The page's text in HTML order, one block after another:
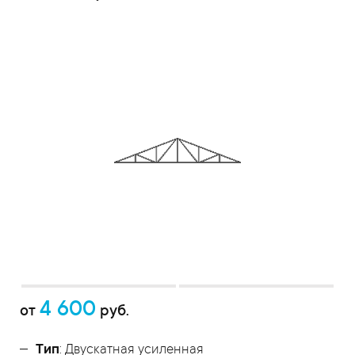
от 4 600 руб.
Тип: Двускатная усиленная